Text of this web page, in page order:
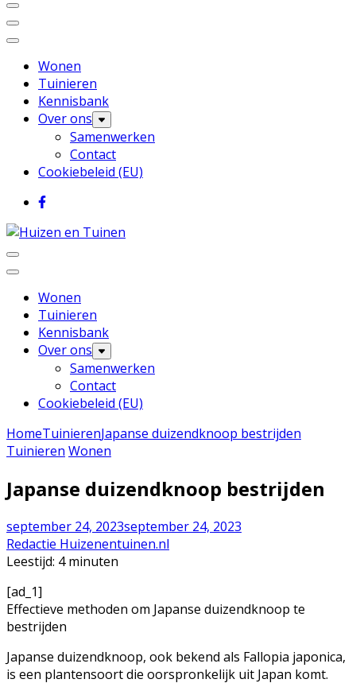
Wonen
Tuinieren
Kennisbank
Over ons
Samenwerken
Contact
Cookiebeleid (EU)
Huizen en Tuinen
Inspiratie voor wonen en tuinieren
Wonen
Tuinieren
Kennisbank
Over ons
Samenwerken
Contact
Cookiebeleid (EU)
HomeTuinierenJapanse duizendknoop bestrijden
Tuinieren Wonen
Japanse duizendknoop bestrijden
september 24, 2023september 24, 2023
Redactie Huizenentuinen.nl
Leestijd: 4 minuten
[ad_1]
Effectieve methoden om Japanse duizendknoop te
bestrijden
Japanse duizendknoop, ook bekend als Fallopia japonica,
is een plantensoort die oorspronkelijk uit Japan komt.